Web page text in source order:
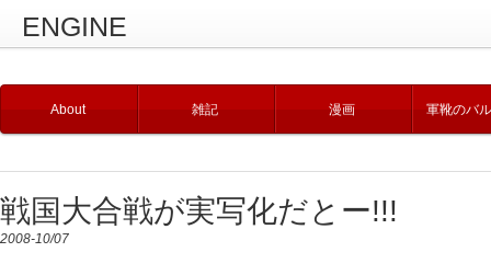
ENGINE
About 雑記 漫画 軍靴のバ
戦国大合戦が実写化だとー!!!
2008-10/07